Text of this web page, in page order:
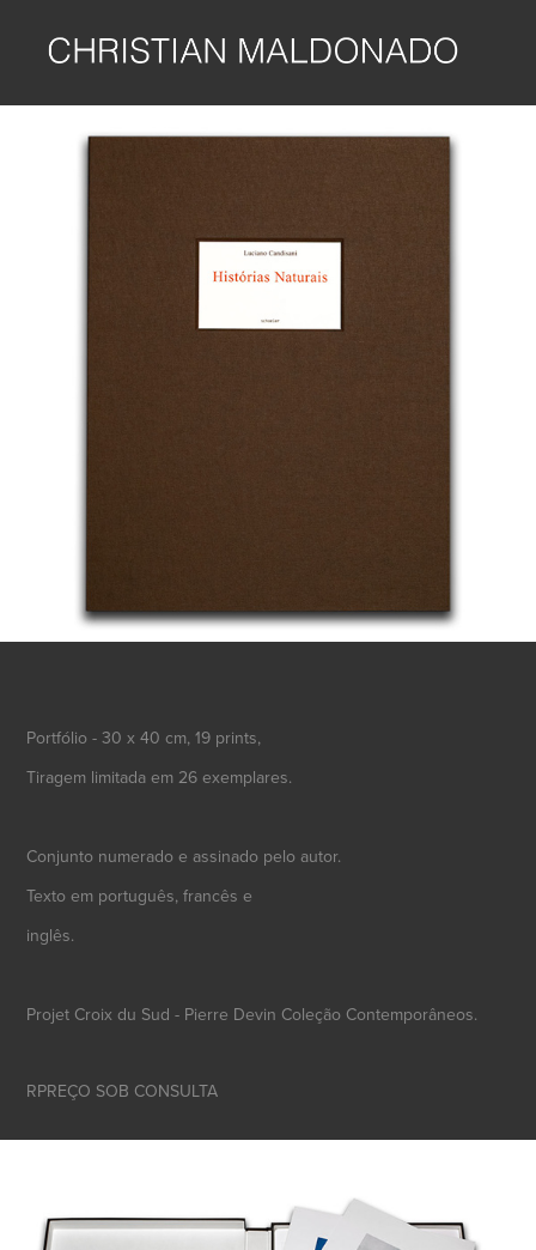
Portfólio - 30 x 40 cm, 19 prints,
Tiragem limitada em 26 exemplares.
Conjunto numerado e assinado pelo autor.
Texto em português, francês e
inglês.
Projet Croix du Sud - Pierre Devin Coleção Contemporâneos.
RPREÇO SOB CONSULTA